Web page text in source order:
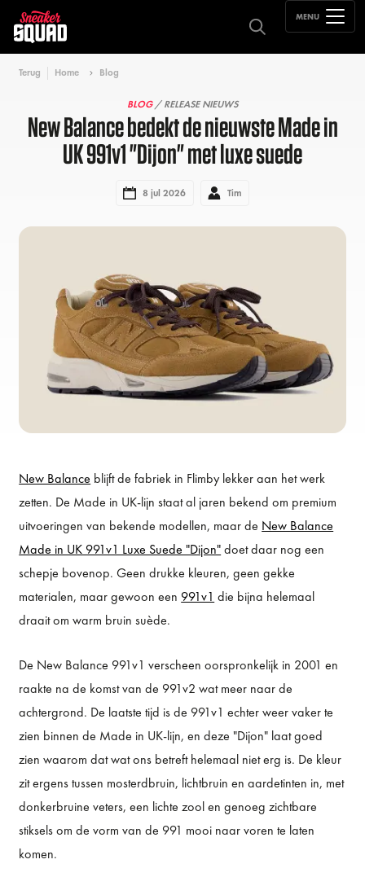
MENU
Terug Home Blog
BLOG/ RELEASE NIEUWS
New Balance bedekt de nieuwste Made in
UK 991v1 "Dijon" met luxe suede
8 jul 2026 Tim
New Balance blijft de fabriek in Flimby lekker aan het werk
zetten. De Made in UK-lijn staat al jaren bekend om premium
uitvoeringen van bekende modellen, maar de New Balance
Made in UK 991v1 Luxe Suede "Dijon"doet daar nog een
schepje bovenop. Geen drukke kleuren, geen gekke
materialen, maar gewoon een 991v1 die bijna helemaal
draait om warm bruin suède.
De New Balance 991v1 verscheen oorspronkelijk in 2001 en
raakte na de komst van de 991v2 wat meer naar de
achtergrond. De laatste tijd is de 991v1 echter weer vaker te
zien binnen de Made in UK-lijn, en deze "Dijon" laat goed
zien waarom dat wat ons betreft helemaal niet erg is. De kleur
zit ergens tussen mosterdbruin, lichtbruin en aardetinten in, met
donkerbruine veters, een lichte zool en genoeg zichtbare
stiksels om de vorm van de 991 mooi naar voren te laten
komen.